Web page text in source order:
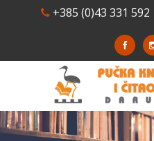
+385 (0)43 331 592